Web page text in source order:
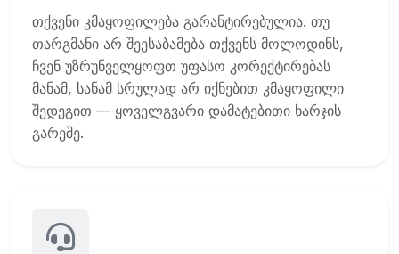
თქვენი კმაყოფილება გარანტირებულია. თუ
თარგმანი არ შეესაბამება თქვენს მოლოდინს,
ჩვენ უზრუნველყოფთ უფასო კორექტირებას
მანამ, სანამ სრულად არ იქნებით კმაყოფილი
შედეგით — ყოველგვარი დამატებითი ხარჯის
გარეშე.